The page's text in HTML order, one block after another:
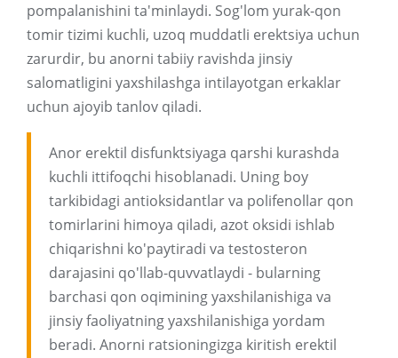
pompalanishini ta'minlaydi. Sog'lom yurak-qon
tomir tizimi kuchli, uzoq muddatli erektsiya uchun
zarurdir, bu anorni tabiiy ravishda jinsiy
salomatligini yaxshilashga intilayotgan erkaklar
uchun ajoyib tanlov qiladi.
Anor erektil disfunktsiyaga qarshi kurashda
kuchli ittifoqchi hisoblanadi. Uning boy
tarkibidagi antioksidantlar va polifenollar qon
tomirlarini himoya qiladi, azot oksidi ishlab
chiqarishni ko'paytiradi va testosteron
darajasini qo'llab-quvvatlaydi - bularning
barchasi qon oqimining yaxshilanishiga va
jinsiy faoliyatning yaxshilanishiga yordam
beradi. Anorni ratsioningizga kiritish erektil